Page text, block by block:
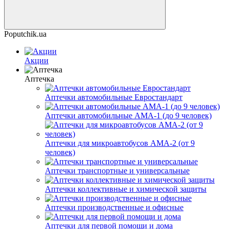
Poputchik.ua
Акции
Аптечка
Аптечки автомобильные Евростандарт
Аптечки автомобильные AMA-1 (до 9 человек)
Аптечки для микроавтобусов AMA-2 (от 9
человек)
Аптечки транспортные и универсальные
Аптечки коллективные и химической защиты
Аптечки производственные и офисные
Аптечки для первой помощи и дома